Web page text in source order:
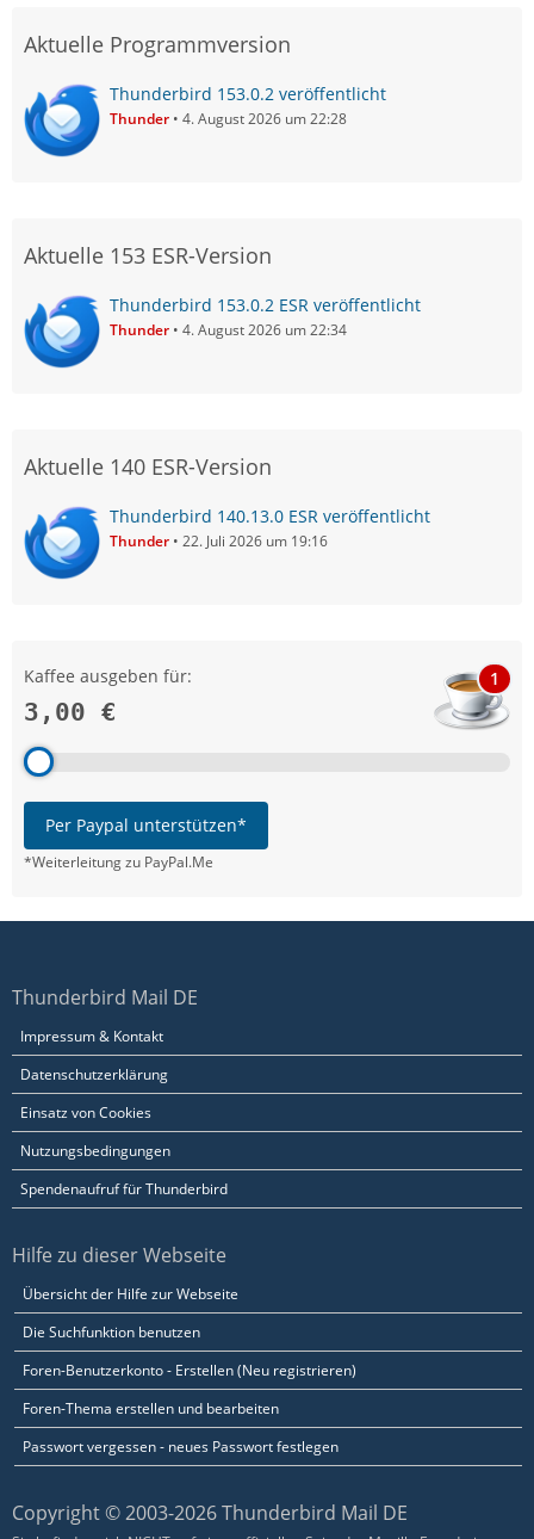
Aktuelle Programmversion
Thunderbird 153.0.2 veröffentlicht
Thunder 4. August 2026 um 22:28
Aktuelle 153 ESR-Version
Thunderbird 153.0.2 ESR veröffentlicht
Thunder 4. August 2026 um 22:34
Aktuelle 140 ESR-Version
Thunderbird 140.13.0 ESR veröffentlicht
Thunder 22. Juli 2026 um 19:16
Kaffee ausgeben für:
3,00 €
1
Per Paypal unterstützen*
*Weiterleitung zu PayPal.Me
Thunderbird Mail DE
Impressum & Kontakt
Datenschutzerklärung
Einsatz von Cookies
Nutzungsbedingungen
Spendenaufruf für Thunderbird
Hilfe zu dieser Webseite
Übersicht der Hilfe zur Webseite
Die Suchfunktion benutzen
Foren-Benutzerkonto - Erstellen (Neu registrieren)
Foren-Thema erstellen und bearbeiten
Passwort vergessen - neues Passwort festlegen
Copyright © 2003-2026 Thunderbird Mail DE